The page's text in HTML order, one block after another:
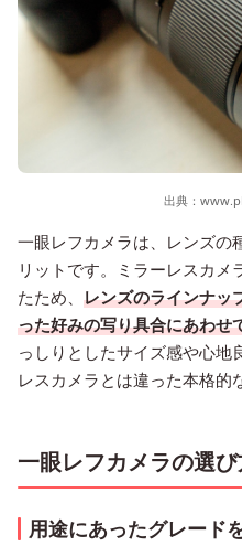
出典：
一眼レフカメラは、レンズの
リットです。ミラーレスカメ
たため、 レンズのラインナッ
った好みの写り具合にあわせ
っしりとしたサイズ感や心地
レスカメラとは違った本格的
一眼レフカメラの選
用途にあったグレード